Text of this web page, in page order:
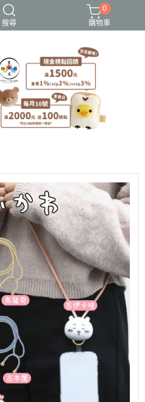
搜尋
憂傷馬戲團
拉拉熊
0
購物車